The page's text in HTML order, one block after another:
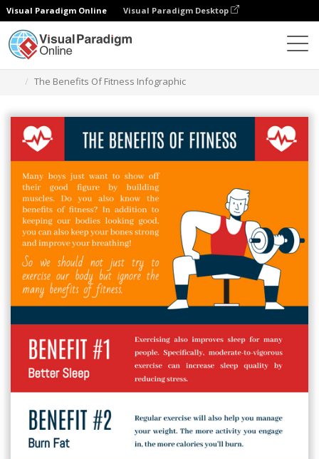
Visual Paradigm Online Visual Paradigm Desktop
The Benefits Of Fitness Infographic